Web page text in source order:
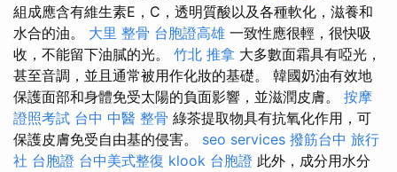
組成應含有維生素E，C，透明質酸以及各種軟化，滋養和
水合的油。 大里 整骨 台胞證高雄 一致性應很輕，很快吸
收，不能留下油膩的光。 竹北 推拿 大多數面霜具有啞光，
甚至音調，並且通常被用作化妝的基礎。 韓國奶油有效地
保護面部和身體免受太陽的負面影響，並滋潤皮膚。 按摩
證照考試 台中 中醫 整骨 綠茶提取物具有抗氧化作用，可
保護皮膚免受自由基的侵害。 seo services 撥筋台中 旅行
社 台胞證 台中美式整復 klook 台胞證 此外，成分用水分